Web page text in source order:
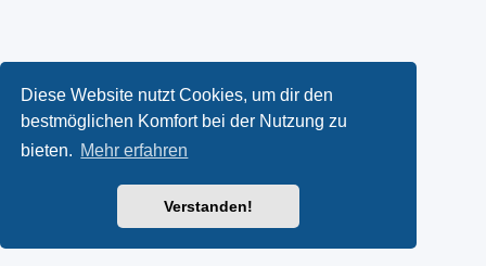
Diese Website nutzt Cookies, um dir den
bestmöglichen Komfort bei der Nutzung zu
bieten. Mehr erfahren
Verstanden!